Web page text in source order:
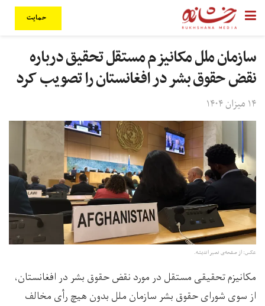
حمایت
سازمان ملل مکانیزم مستقل تحقیق درباره
نقض حقوق بشر در افغانستان را تصویب کرد
۱۴ میزان ۱۴۰۴
عکس: از صفحه‌ی نصیر اندیشه.
مکانیزم تحقیقی مستقل در مورد نقض حقوق بشر در افغانستان،
از سوی شورای حقوق بشر سازمان ملل بدون هیچ رأی مخالف